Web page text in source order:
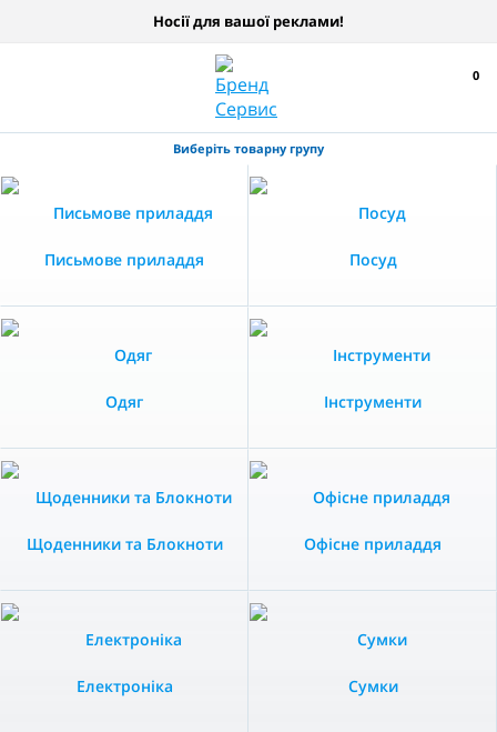
Носії для вашої реклами!
0
Виберіть товарну групу
Письмове приладдя Посуд
Одяг Інструменти
Щоденники та Блокноти Офісне приладдя
Електроніка Сумки